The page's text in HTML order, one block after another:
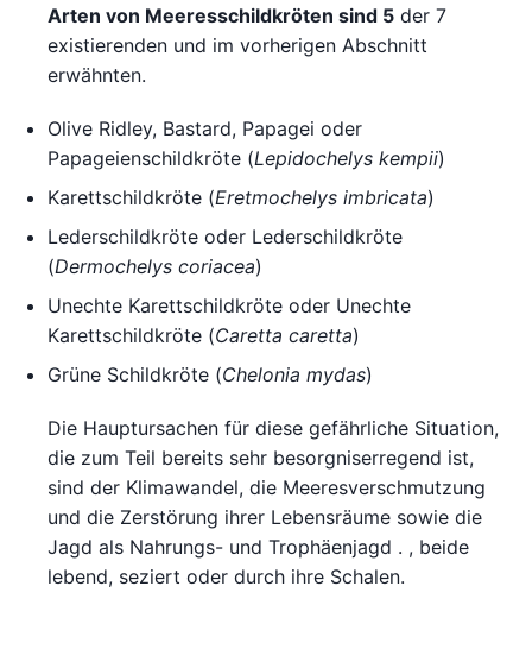
Arten von Meeresschildkröten sind 5 der 7
existierenden und im vorherigen Abschnitt
erwähnten.
Olive Ridley, Bastard, Papagei oder
Papageienschildkröte (Lepidochelys kempii)
Karettschildkröte (Eretmochelys imbricata)
Lederschildkröte oder Lederschildkröte
(Dermochelys coriacea)
Unechte Karettschildkröte oder Unechte
Karettschildkröte (Caretta caretta)
Grüne Schildkröte (Chelonia mydas)
Die Hauptursachen für diese gefährliche Situation,
die zum Teil bereits sehr besorgniserregend ist,
sind der Klimawandel, die Meeresverschmutzung
und die Zerstörung ihrer Lebensräume sowie die
Jagd als Nahrungs- und Trophäenjagd . , beide
lebend, seziert oder durch ihre Schalen.